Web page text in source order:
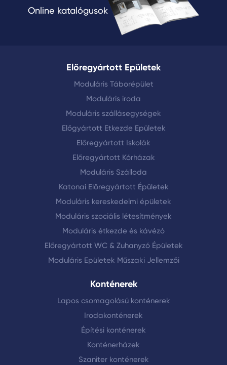
Online katalógusok
Előregyártott Epületek
Moduláris Táborépület
Moduláris iroda
Moduláris szállásegységek
Előgyártott Etkezde Epületek
Előregyártott Iskolák
Előregyártott Kórházak
Moduláris Szálloda
Katonai Előregyártott Épületek
Moduláris kereskedelmi épületek
Moduláris szociális létesítmények
Moduláris étkezde és kávézó
Előregyártott WC & Zuhanyzó Épületek
Moduláris Epületek Műszaki Jellemzői
Konténerek
Lapos csomagolású konténerek
Irodakonténerek
Építési konténerek
Konténerházek
Szaniter konténerek